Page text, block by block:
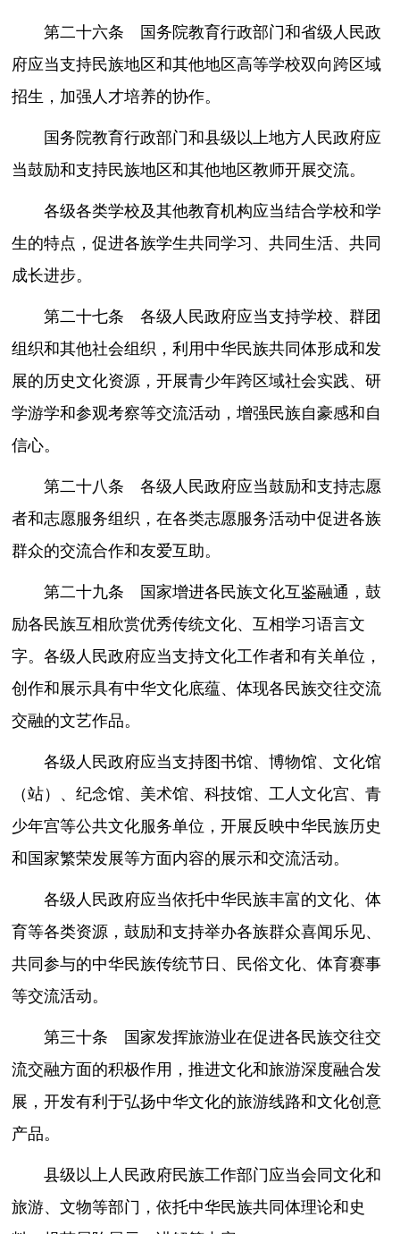
第二十六条 国务院教育行政部门和省级人民政
府应当支持民族地区和其他地区高等学校双向跨区域
招生，加强人才培养的协作。
国务院教育行政部门和县级以上地方人民政府应
当鼓励和支持民族地区和其他地区教师开展交流。
各级各类学校及其他教育机构应当结合学校和学
生的特点，促进各族学生共同学习、共同生活、共同
成长进步。
第二十七条 各级人民政府应当支持学校、群团
组织和其他社会组织，利用中华民族共同体形成和发
展的历史文化资源，开展青少年跨区域社会实践、研
学游学和参观考察等交流活动，增强民族自豪感和自
信心。
第二十八条 各级人民政府应当鼓励和支持志愿
者和志愿服务组织，在各类志愿服务活动中促进各族
群众的交流合作和友爱互助。
第二十九条 国家增进各民族文化互鉴融通，鼓
励各民族互相欣赏优秀传统文化、互相学习语言文
字。各级人民政府应当支持文化工作者和有关单位，
创作和展示具有中华文化底蕴、体现各民族交往交流
交融的文艺作品。
各级人民政府应当支持图书馆、博物馆、文化馆
（站）、纪念馆、美术馆、科技馆、工人文化宫、青
少年宫等公共文化服务单位，开展反映中华民族历史
和国家繁荣发展等方面内容的展示和交流活动。
各级人民政府应当依托中华民族丰富的文化、体
育等各类资源，鼓励和支持举办各族群众喜闻乐见、
共同参与的中华民族传统节日、民俗文化、体育赛事
等交流活动。
第三十条 国家发挥旅游业在促进各民族交往交
流交融方面的积极作用，推进文化和旅游深度融合发
展，开发有利于弘扬中华文化的旅游线路和文化创意
产品。
县级以上人民政府民族工作部门应当会同文化和
旅游、文物等部门，依托中华民族共同体理论和史